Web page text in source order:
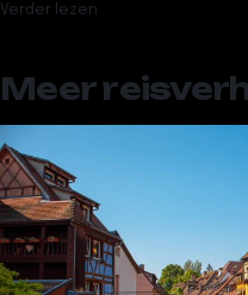
Verder lezen
Meer